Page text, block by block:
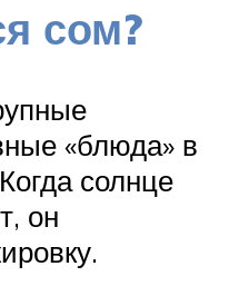
сом?
«блюда» в
солнце
он